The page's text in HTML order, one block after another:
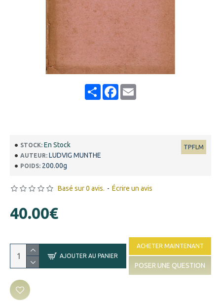
ShareFacebook
Email
STOCK: En Stock
AUTEUR: LUDVIG MUNTHE
POIDS: 200.00g
TPFLM
Basé sur 0 avis. - Écrire un avis
40.00€
AJOUTER AU PANIER
ACHETER MAINTENANT
POSER UNE QUESTION